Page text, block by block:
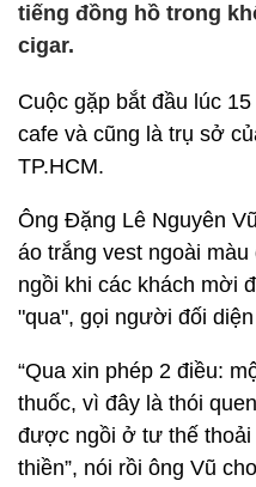
tiếng đồng hồ trong
cigar.
Cuộc gặp bắt đầu lúc
cafe và cũng là trụ sở
TP.HCM.
Ông Đặng Lê Nguyên
áo trắng vest ngoài
ngồi khi các khách mời
"qua", gọi người đối
“Qua xin phép 2 điều:
thuốc, vì đây là thói
được ngồi ở tư thế
thiền”, nói rồi ông Vũ